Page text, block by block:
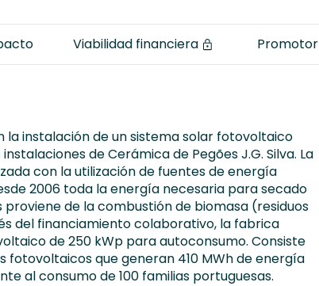
Viabilidad financiera Promotor
la instalación de un sistema solar fotovoltaico
de Cerámica de Pegões J.G. Silva. La
con la utilización de fuentes de energía
2006 toda la energía necesaria para secado
de la combustión de biomasa (residuos
del financiamiento colaborativo, la fabrica
de 250 kWp para autoconsumo. Consiste
fotovoltaicos que generan 410 MWh de energía
al consumo de 100 familias portuguesas.